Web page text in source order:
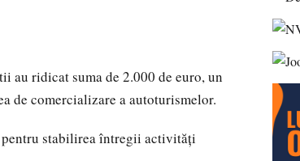
ridicat suma de 2.000 de euro, un
de comercializare a autoturismelor.
stabilirea întregii activități